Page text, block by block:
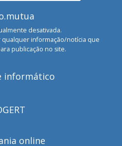
desativada.
qualquer informação/notícia que
publicação no site.
informático
online